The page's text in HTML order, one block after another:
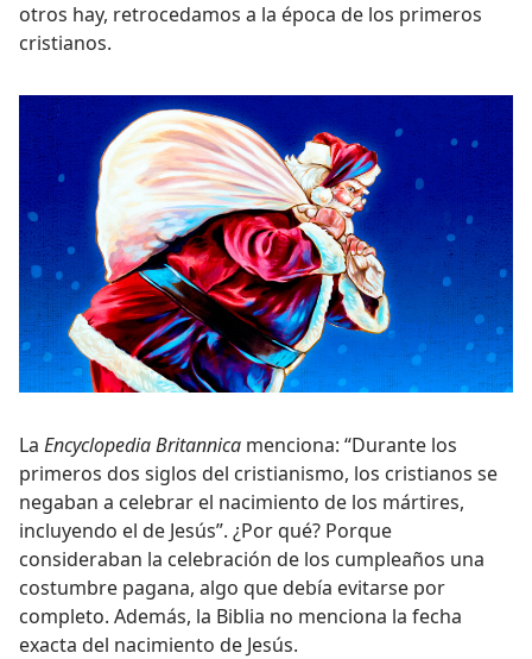
otros hay, retrocedamos a la época de los primeros
cristianos.
La Encyclopedia Britannica menciona: “Durante los
primeros dos siglos del cristianismo, los cristianos se
negaban a celebrar el nacimiento de los mártires,
incluyendo el de Jesús”. ¿Por qué? Porque
consideraban la celebración de los cumpleaños una
costumbre pagana, algo que debía evitarse por
completo. Además, la Biblia no menciona la fecha
exacta del nacimiento de Jesús.